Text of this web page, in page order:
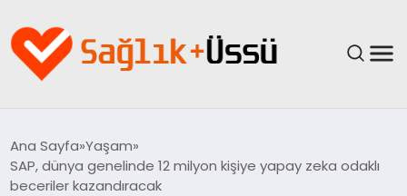
YAŞAM
Ana Sayfa Yaşam
SAP, dünya genelinde 12 milyon kişiye yapay zeka odaklı
beceriler kazandıracak